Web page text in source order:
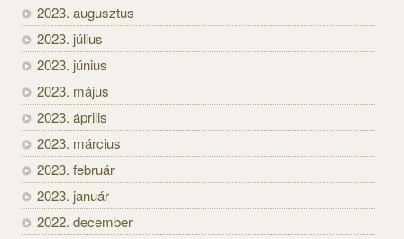
2023. augusztus
2023. július
2023. június
2023. május
2023. április
2023. március
2023. február
2023. január
2022. december